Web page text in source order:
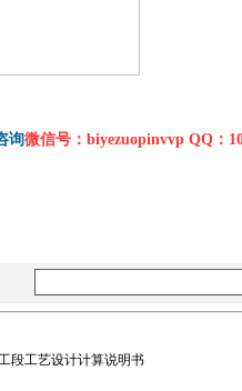
询微信号：biyezuopinvvp QQ
段工艺设计计算说明书